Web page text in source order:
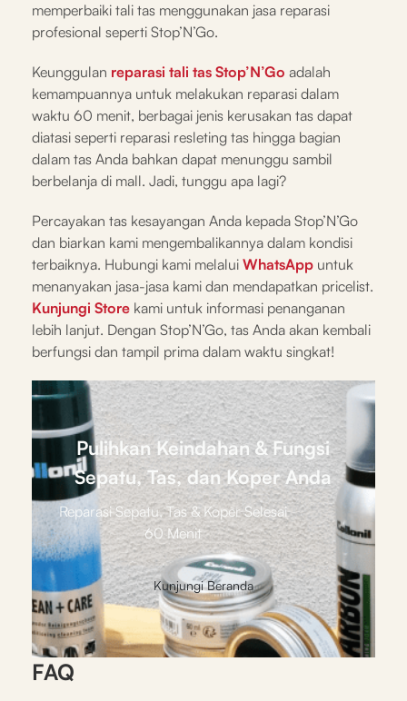
memperbaiki tali tas menggunakan jasa reparasi
profesional seperti Stop’N’Go.
Keunggulan reparasi tali tas Stop’N’Go adalah
kemampuannya untuk melakukan reparasi dalam
waktu 60 menit, berbagai jenis kerusakan tas dapat
diatasi seperti reparasi resleting tas hingga bagian
dalam tas Anda bahkan dapat menunggu sambil
berbelanja di mall. Jadi, tunggu apa lagi?
Percayakan tas kesayangan Anda kepada Stop’N’Go
dan biarkan kami mengembalikannya dalam kondisi
terbaiknya. Hubungi kami melalui WhatsApp untuk
menanyakan jasa-jasa kami dan mendapatkan pricelist.
Kunjungi Store kami untuk informasi penanganan
lebih lanjut. Dengan Stop’N’Go, tas Anda akan kembali
berfungsi dan tampil prima dalam waktu singkat!
Pulihkan Keindahan & Fungsi
Sepatu, Tas, dan Koper Anda
Reparasi Sepatu, Tas & Koper Selesai
60 Menit
Kunjungi Beranda
FAQ